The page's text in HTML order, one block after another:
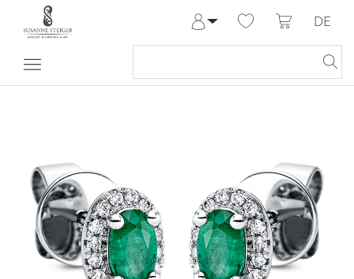
Anmelden
Meine Bestellungen
DE